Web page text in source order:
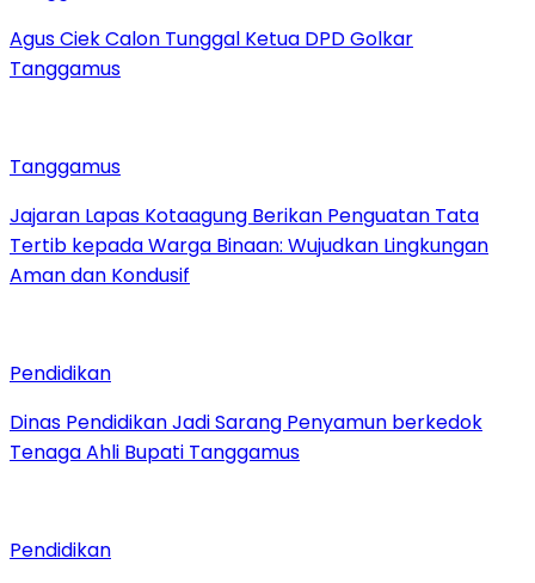
Agus Ciek Calon Tunggal Ketua DPD Golkar
Tanggamus
Tanggamus
Jajaran Lapas Kotaagung Berikan Penguatan Tata
Tertib kepada Warga Binaan: Wujudkan Lingkungan
Aman dan Kondusif
Pendidikan
Dinas Pendidikan Jadi Sarang Penyamun berkedok
Tenaga Ahli Bupati Tanggamus
Pendidikan